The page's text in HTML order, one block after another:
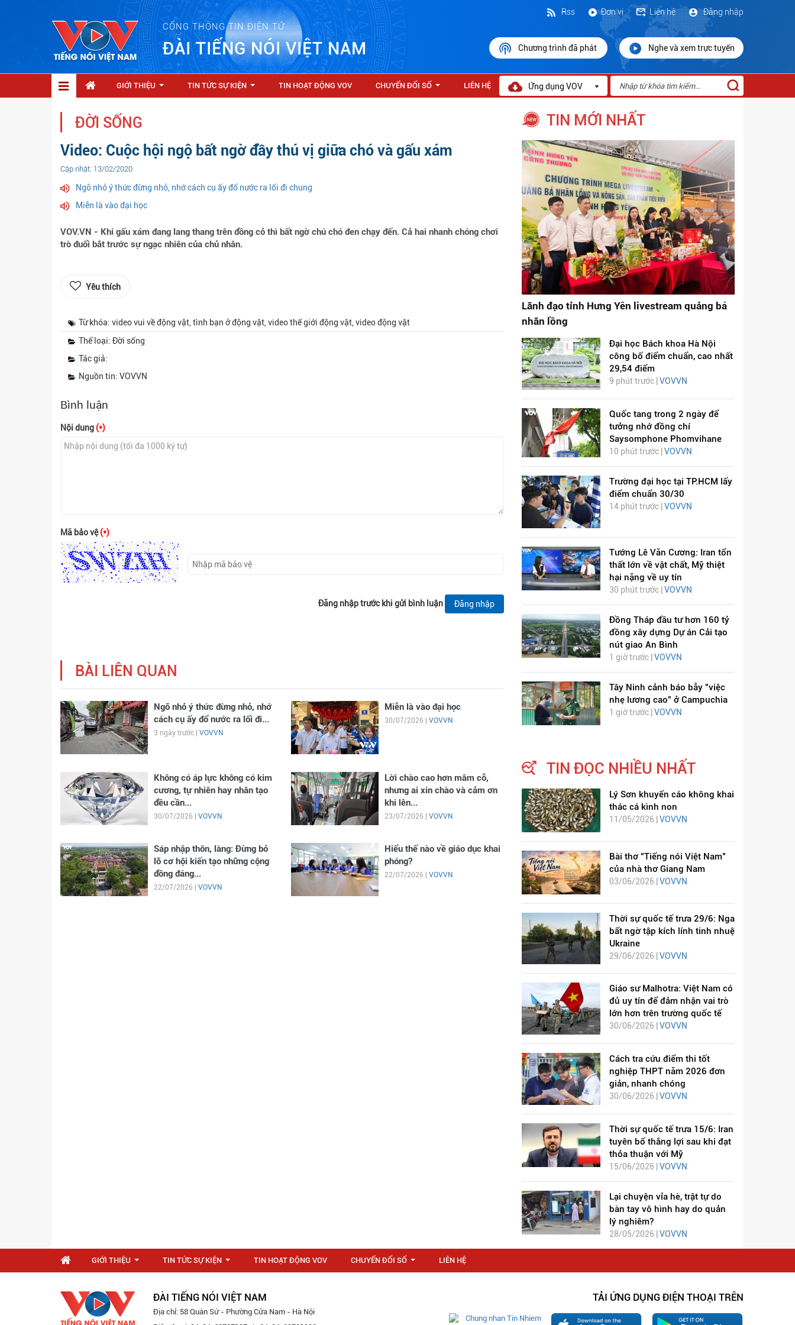
CỔNG THÔNG TIN ĐIỆN TỬ
ĐÀI TIẾNG NÓI VIỆT NAM
Đăng nhập
Liên hệ
Đơn vị
Rss
Chương trình đã phát Nghe và xem trực tuyến
GIỚI THIỆU TIN TỨC SỰ KIỆN TIN HOẠT ĐỘNG VOV CHUYỂN ĐỔI SỐ LIÊN HỆ Ứng dụng VOV
ĐỜI SỐNG
Video: Cuộc hội ngộ bất ngờ đầy thú vị giữa chó và gấu xám
Cập nhật: 13/02/2020
Ngõ nhỏ ý thức đừng nhỏ, nhớ cách cụ ấy đổ nước ra lối đi chung
Miễn là vào đại học
VOV.VN - Khi gấu xám đang lang thang trên đồng cỏ thì bất ngờ chú chó đen chạy đến. Cả hai nhanh chóng chơi
trò đuổi bắt trước sự ngạc nhiên của chủ nhân.
Yêu thích
Từ khóa: video vui về động vật, tình bạn ở động vật, video thế giới động vật, video động vật
Thể loại: Đời sống
Tác giả:
Nguồn tin: VOVVN
Bình luận
Nội dung (*)
Mã bảo vệ(*)
Đăng nhập trước khi gửi bình luận Đăng nhập
BÀI LIÊN QUAN
Ngõ nhỏ ý thức đừng nhỏ, nhớ
cách cụ ấy đổ nước ra lối đi...
3 ngày trước | VOVVN
Miễn là vào đại học
30/07/2026 | VOVVN
Không có áp lực không có kim
cương, tự nhiên hay nhân tạo
đều cần...
30/07/2026 | VOVVN
Lời chào cao hơn mâm cỗ,
nhưng ai xin chào và cảm ơn
khi lên...
23/07/2026 | VOVVN
Sáp nhập thôn, làng: Đừng bỏ
lỡ cơ hội kiến tạo những cộng
đồng đáng...
22/07/2026 | VOVVN
Hiểu thế nào về giáo dục khai
phóng?
22/07/2026 | VOVVN
TIN MỚI NHẤT
Lãnh đạo tỉnh Hưng Yên livestream quảng bá
nhãn lồng
Đại học Bách khoa Hà Nội
công bố điểm chuẩn, cao nhất
29,54 điểm
9 phút trước | VOVVN
Quốc tang trong 2 ngày để
tưởng nhớ đồng chí
Saysomphone Phomvihane
10 phút trước | VOVVN
Trường đại học tại TP.HCM lấy
điểm chuẩn 30/30
14 phút trước | VOVVN
Tướng Lê Văn Cương: Iran tổn
thất lớn về vật chất, Mỹ thiệt
hại nặng về uy tín
30 phút trước |VOVVN
Đồng Tháp đầu tư hơn 160 tỷ
đồng xây dựng Dự án Cải tạo
nút giao An Bình
1 giờ trước |VOVVN
Tây Ninh cảnh báo bẫy "việc
nhẹ lương cao" ở Campuchia
1 giờ trước |VOVVN
TIN ĐỌC NHIỀU NHẤT
Lý Sơn khuyến cáo không khai
thác cá kình non
11/05/2026 | VOVVN
Bài thơ "Tiếng nói Việt Nam"
của nhà thơ Giang Nam
03/06/2026 | VOVVN
Thời sự quốc tế trưa 29/6: Nga
bất ngờ tập kích lính tinh nhuệ
Ukraine
29/06/2026 | VOVVN
Giáo sư Malhotra: Việt Nam có
đủ uy tín để đảm nhận vai trò
lớn hơn trên trường quốc tế
30/06/2026 | VOVVN
Cách tra cứu điểm thi tốt
nghiệp THPT năm 2026 đơn
giản, nhanh chóng
30/06/2026 | VOVVN
Thời sự quốc tế trưa 15/6: Iran
tuyên bố thắng lợi sau khi đạt
thỏa thuận với Mỹ
15/06/2026 | VOVVN
Lại chuyện vỉa hè, trật tự do
bàn tay vô hình hay do quản
lý nghiêm?
28/05/2026 | VOVVN
GIỚI THIỆU TIN TỨC SỰ KIỆN TIN HOẠT ĐỘNG VOV CHUYỂN ĐỔI SỐ LIÊN HỆ
ĐÀI TIẾNG NÓI VIỆT NAM
Địa chỉ: 58 Quán Sứ - Phường Cửa Nam - Hà Nội
TẢI ỨNG DỤNG ĐIỆN THOẠI TRÊN